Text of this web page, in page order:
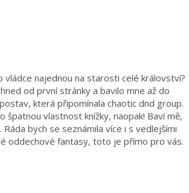
najednou na starosti celé království?
od první stránky a bavilo mne až do
která připomínala chaotic dnd group.
vlastnost knížky, naopak! Baví mě,
bych se seznámila více i s vedlejšími
oddechové fantasy, toto je přímo pro vás.